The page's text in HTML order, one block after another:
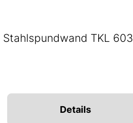
Stahlspundwand TKL 603
Details